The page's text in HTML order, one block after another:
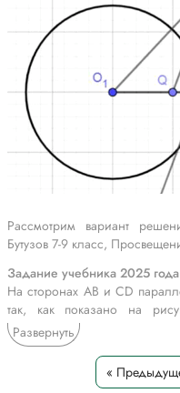
Рассмотрим вариант
Бутузов 7-9 класс,
Задание учебника 2025 года
На сторонах АВ и CD
так, как показано на
перенос, докажите, что
квадратов, равен и
Задание учебника 2023 года
Развернуть
«